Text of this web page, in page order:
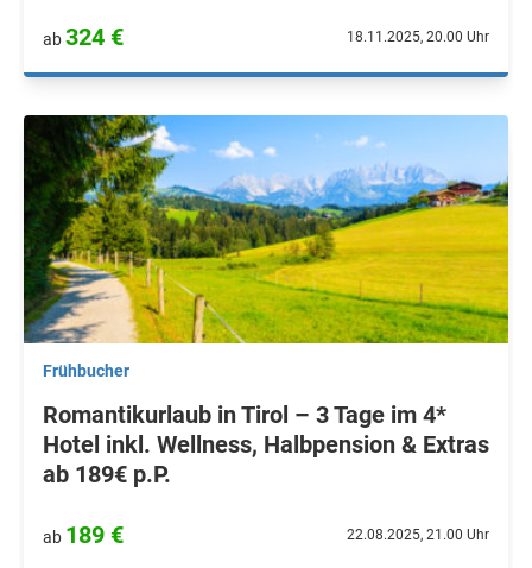
ab324 € 18.11.2025, 20.00 Uhr
Frühbucher
Romantikurlaub in Tirol – 3 Tage im 4*
Hotel inkl. Wellness, Halbpension & Extras
ab 189€ p.P.
ab 189 € 22.08.2025, 21.00 Uhr